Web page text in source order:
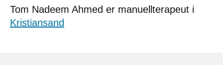
Tom Nadeem Ahmed er manuellterapeut i
Kristiansand